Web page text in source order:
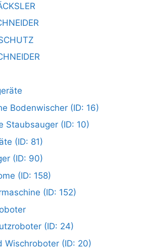
Bodenwischer (ID: 16)
Staubsauger (ID: 10)
(ID: 81)
(ID: 90)
(ID: 158)
(ID: 152)
(ID: 24)
Wischroboter (ID: 20)